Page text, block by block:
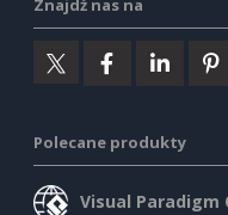
Znajdź nas na
Polecane produkty
Visual Paradigm